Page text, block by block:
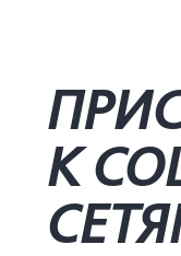
К